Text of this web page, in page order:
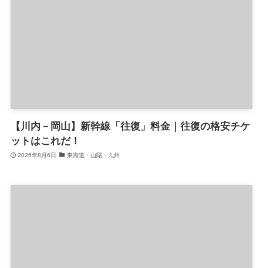
【川内－岡山】新幹線「往復」料金｜往復の格安チケ
ットはこれだ！
2026年8月6日 東海道・山陽・九州